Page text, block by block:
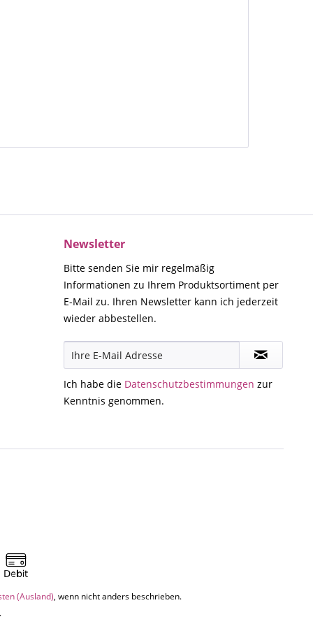
Newsletter
Bitte senden Sie mir regelmäßig
Informationen zu Ihrem Produktsortiment per
E-Mail zu. Ihren Newsletter kann ich jederzeit
wieder abbestellen.
Ich habe die Datenschutzbestimmungen zur
Kenntnis genommen.
(Ausland), wenn nicht anders beschrieben.